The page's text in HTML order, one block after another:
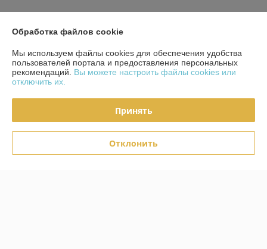
О нас
Контакты
Обработка файлов cookie
Мы используем файлы cookies для обеспечения удобства
пользователей портала и предоставления персональных
рекомендаций. Вы можете настроить файлы cookies или
отключить их.
Принять
Отклонить